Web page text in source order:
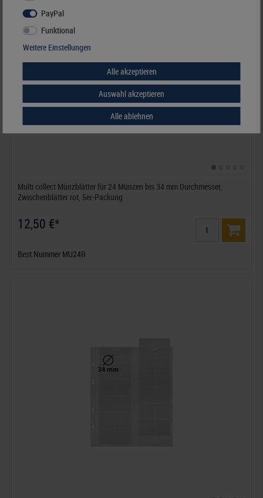
Multi collect Münzblätter für 24 Münzen bis 34 mm Durchmesser,
Zwischenblätter rot, 5er-Packung
12,50 €*
Best.Nummer MU24R
PayPal
Funktional
Weitere Einstellungen
Alle akzeptieren
Auswahl akzeptieren
Alle ablehnen